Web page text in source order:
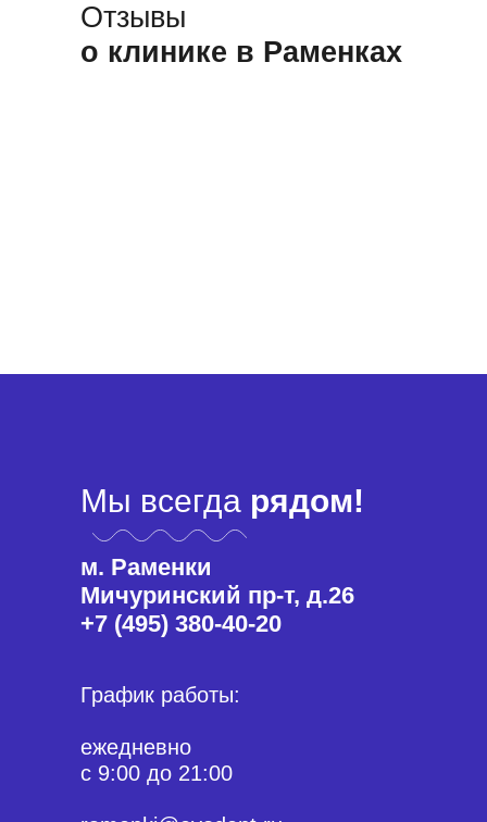
Отзывы
о клинике в Раменках
Мы всегда рядом!
График работы:
ежедневно
с 9:00 до 21:00
м. Раменки
Мичуринский пр-т, д.26
+7 (495) 380-40-20